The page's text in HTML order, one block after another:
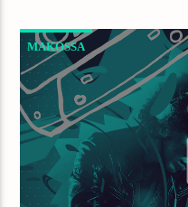
MAKOSSA